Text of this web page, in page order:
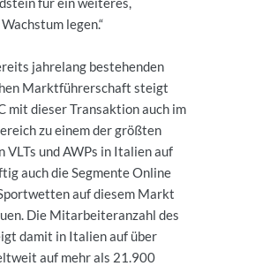
legen.“
jahrelang bestehenden
Marktführerschaft steigt
mit dieser Transaktion auch im
zu einem der größten
VLTs und AWPs in Italien auf
auch die Segmente Online
auf diesem Markt
Die Mitarbeiteranzahl des
damit in Italien auf über
auf mehr als 21.900